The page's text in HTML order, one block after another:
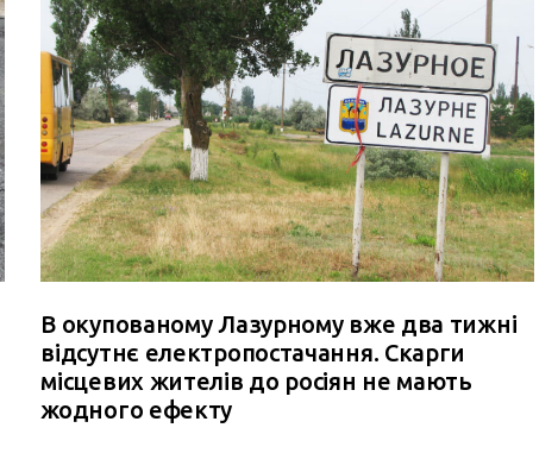
В окупованому Лазурному вже два тижні
відсутнє електропостачання. Скарги
місцевих жителів до росіян не мають
жодного ефекту